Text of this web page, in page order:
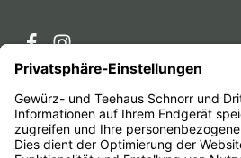
Service-Hotline
Service